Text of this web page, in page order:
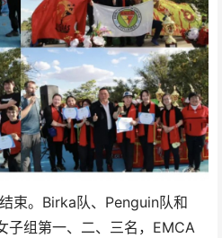
。Birka队、Penguin队和
子组第一、二、三名，EMCA